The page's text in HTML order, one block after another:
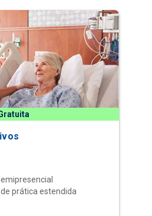
prática estendida